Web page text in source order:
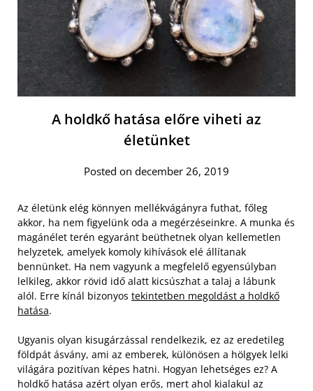
A holdkő hatása előre viheti az
életünket
Posted on december 26, 2019
Az életünk elég könnyen mellékvágányra futhat, főleg
akkor, ha nem figyelünk oda a megérzéseinkre. A munka és
magánélet terén egyaránt beüthetnek olyan kellemetlen
helyzetek, amelyek komoly kihívások elé állítanak
bennünket. Ha nem vagyunk a megfelelő egyensúlyban
lelkileg, akkor rövid idő alatt kicsúszhat a talaj a lábunk
alól. Erre kínál bizonyos tekintetben megoldást a holdkő
hatása.
Ugyanis olyan kisugárzással rendelkezik, ez az eredetileg
földpát ásvány, ami az emberek, különösen a hölgyek lelki
világára pozitívan képes hatni. Hogyan lehetséges ez? A
holdkő hatása azért olyan erős, mert ahol kialakul az